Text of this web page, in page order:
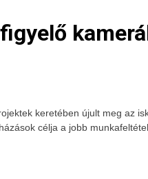
keretében újult meg az
célja a jobb